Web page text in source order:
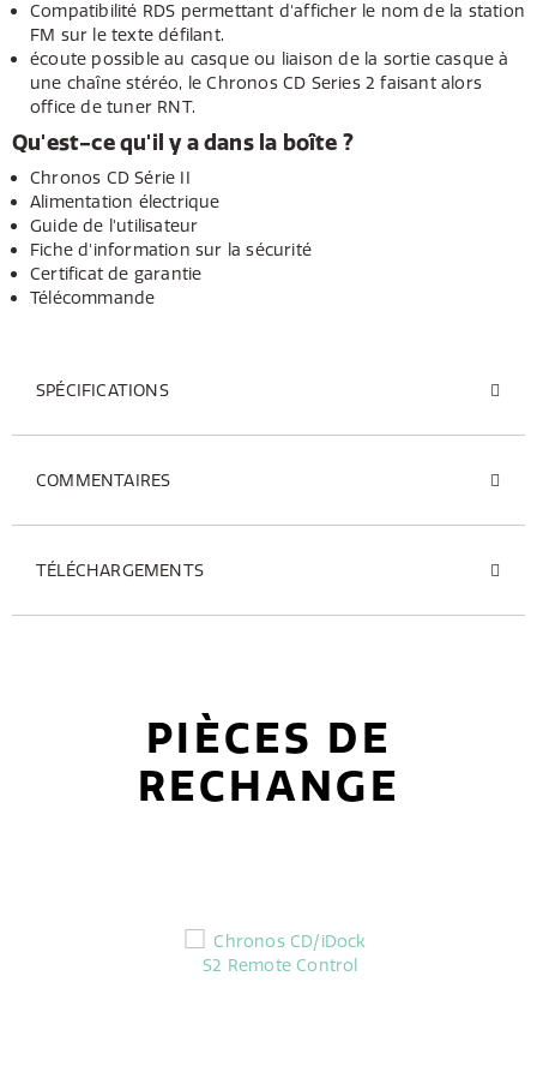
Compatibilité RDS permettant d'afficher le nom de la station
FM sur le texte défilant.
écoute possible au casque ou liaison de la sortie casque à
une chaîne stéréo, le Chronos CD Series 2 faisant alors
office de tuner RNT.
Qu'est-ce qu'il y a dans la boîte ?
Chronos CD Série II
Alimentation électrique
Guide de l'utilisateur
Fiche d'information sur la sécurité
Certificat de garantie
Télécommande
SPÉCIFICATIONS
COMMENTAIRES
TÉLÉCHARGEMENTS
PIÈCES DE
RECHANGE